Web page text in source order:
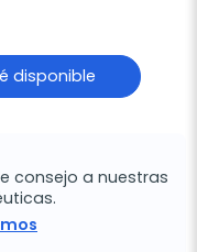
disponible
consejo a nuestras